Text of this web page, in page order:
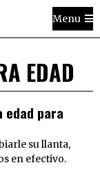
Menu
EDAD
edad para
su llanta,
en efectivo.